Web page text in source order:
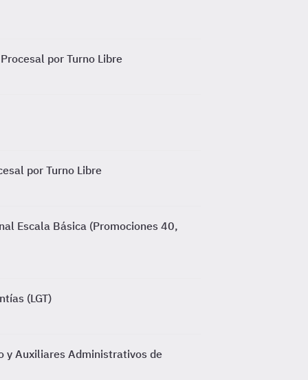
por Turno Libre
por Turno Libre
Escala Básica (Promociones 40,
(LGT)
y Auxiliares Administrativos de